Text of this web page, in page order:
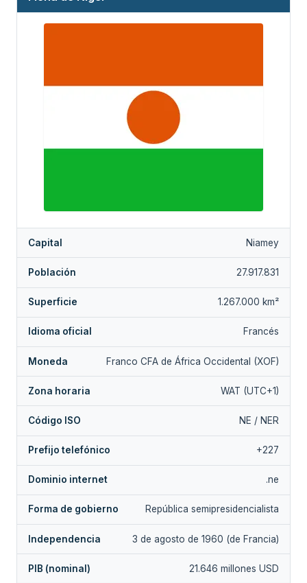
Capital Niamey
Población 27.917.831
Superficie 1.267.000 km²
Idioma oficial Francés
Moneda Franco CFA de África Occidental (XOF)
Zona horaria WAT (UTC+1)
Código ISO NE / NER
Prefijo telefónico +227
Dominio internet .ne
Forma de gobierno República semipresidencialista
Independencia 3 de agosto de 1960 (de Francia)
PIB (nominal) 21.646 millones USD